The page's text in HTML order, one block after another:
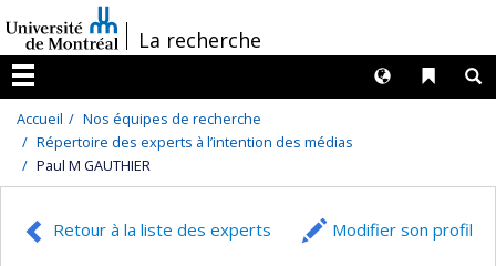
au
contenu
/La recherche
Menu
Liens
Langues
Accueil
Nos équipes de recherche
Répertoire des experts à l’intention des médias
Paul M GAUTHIER
Retour à la liste des experts Modifier son profil